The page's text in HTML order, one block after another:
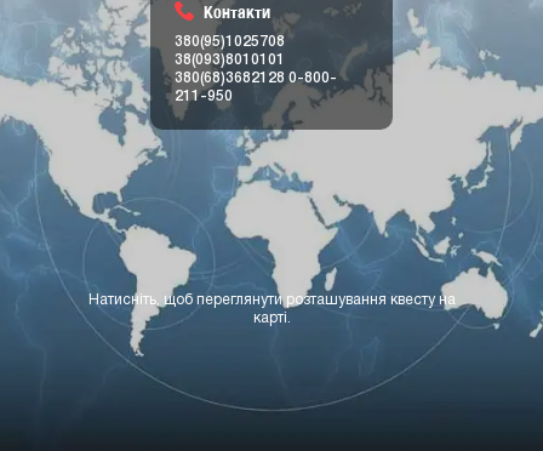
Контакти
380(95)1025708
38(093)8010101
380(68)3682128 0-800-
211-950
Натисніть, щоб переглянути розташування квесту на
карті.